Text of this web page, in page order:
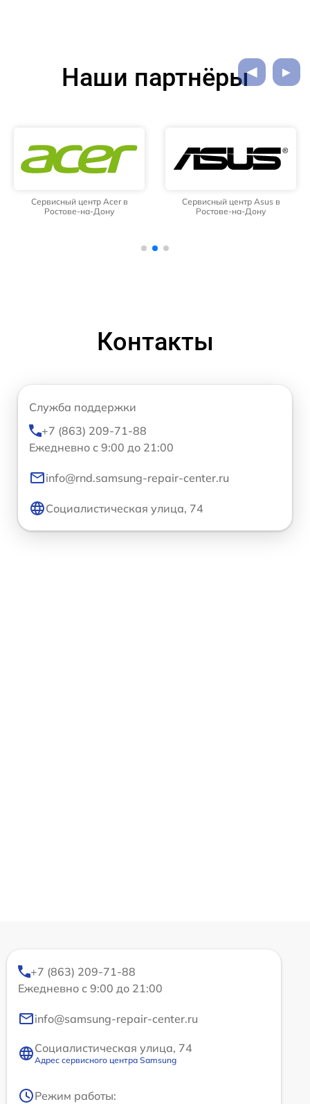
Наши партнёры
Сервисный центр Acer в
Ростове-на-Дону
Сервисный центр Asus в
Ростове-на-Дону
Контакты
Служба поддержки
+7 (863) 209-71-88
Ежедневно с 9:00 до 21:00
info@rnd.samsung-repair-center.ru
Социалистическая улица, 74
+7 (863) 209-71-88
Ежедневно с 9:00 до 21:00
info@samsung-repair-center.ru
Социалистическая улица, 74
Адрес сервисного центра Samsung
Режим работы: